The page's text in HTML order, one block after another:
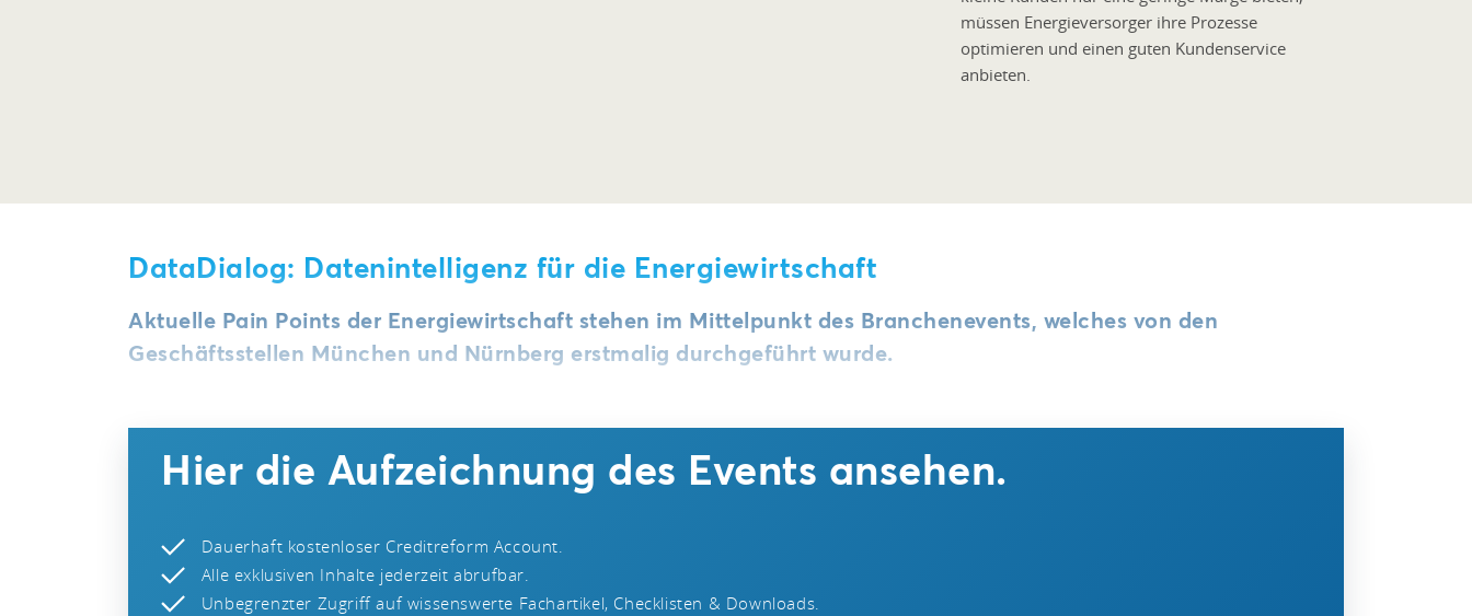
müssen Energieversorger ihre Prozesse
optimieren und einen guten Kundenservice
anbieten.
DataDialog: Datenintelligenz für die Energiewirtschaft
Aktuelle Pain Points der Energiewirtschaft stehen im Mittelpunkt des Branchenevents, welches von den
Geschäftsstellen München und Nürnberg erstmalig durchgeführt wurde.
Hier die Aufzeichnung des Events ansehen.
Dauerhaft kostenloser Creditreform Account.
Alle exklusiven Inhalte jederzeit abrufbar.
Unbegrenzter Zugriff auf wissenswerte Fachartikel, Checklisten & Downloads.